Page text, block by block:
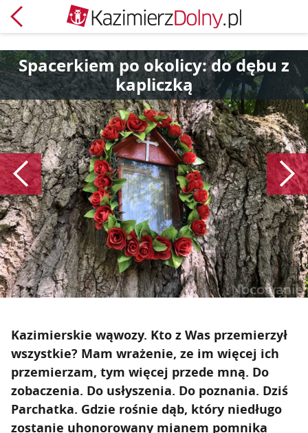
Powrót
Spacerkiem po okolicy: do dębu z
kapliczką
Poprzedni
Kazimierskie wąwozy. Kto z Was przemierzył
wszystkie? Mam wrażenie, ze im więcej ich
przemierzam, tym więcej przede mną. Do
zobaczenia. Do usłyszenia. Do poznania. Dziś
Parchatka. Gdzie rośnie dąb, który niedługo
zostanie uhonorowany mianem pomnika